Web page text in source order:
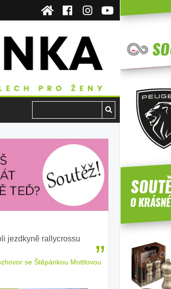
jezdkyně rallycrossu
se Štěpánkou Mottlovou
ženským